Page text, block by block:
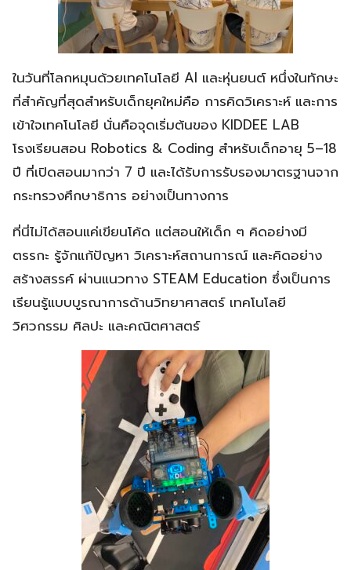
ในวันที่โลกหมุนด้วยเทคโนโลยี AI และหุ่นยนต์ หนึ่งในทักษะ
ที่สำคัญที่สุดสำหรับเด็กยุคใหม่คือ การคิดวิเคราะห์ และการ
เข้าใจเทคโนโลยี นั่นคือจุดเริ่มต้นของ KIDDEE LAB
โรงเรียนสอน Robotics & Coding สำหรับเด็กอายุ 5–18
ปี ที่เปิดสอนมากว่า 7 ปี และได้รับการรับรองมาตรฐานจาก
กระทรวงศึกษาธิการ อย่างเป็นทางการ
ที่นี่ไม่ได้สอนแค่เขียนโค้ด แต่สอนให้เด็ก ๆ คิดอย่างมี
ตรรกะ รู้จักแก้ปัญหา วิเคราะห์สถานการณ์ และคิดอย่าง
สร้างสรรค์ ผ่านแนวทาง STEAM Education ซึ่งเป็นการ
เรียนรู้แบบบูรณาการด้านวิทยาศาสตร์ เทคโนโลยี
วิศวกรรม ศิลปะ และคณิตศาสตร์